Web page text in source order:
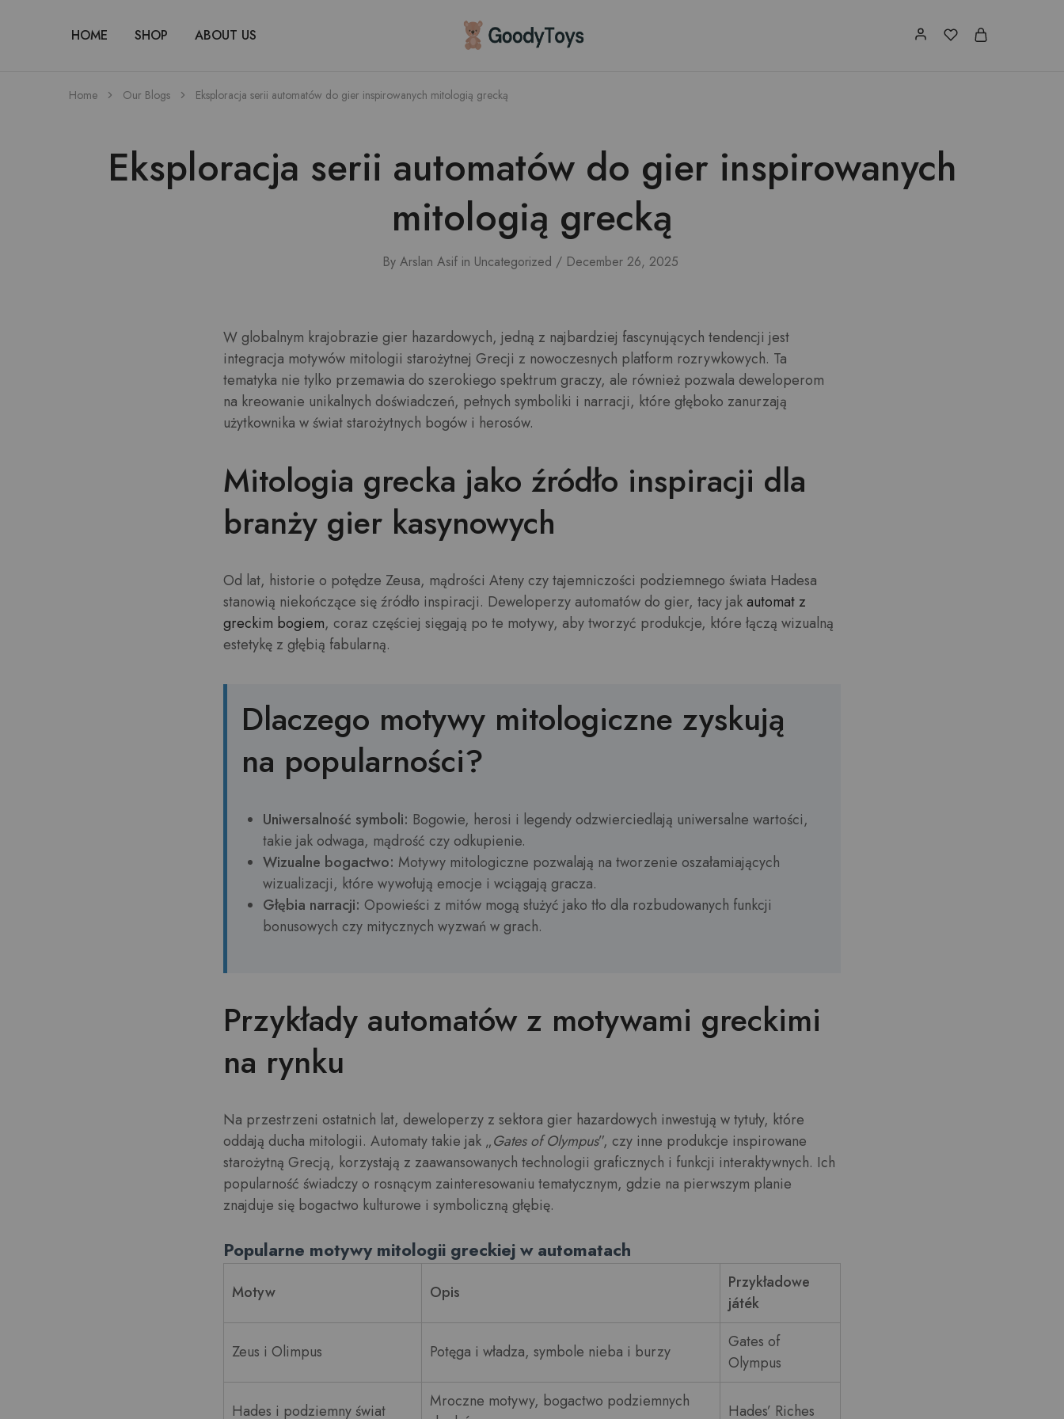
HOME SHOP ABOUT US Children
Toys
Home Our Blogs Eksploracja serii automatów do gier inspirowanych mitologią grecką
Eksploracja serii automatów do gier inspirowanych
mitologią grecką
By Arslan Asif in Uncategorized December 26, 2025
W globalnym krajobrazie gier hazardowych, jedną z najbardziej fascynujących tendencji jest
integracja motywów mitologii starożytnej Grecji z nowoczesnych platform rozrywkowych. Ta
tematyka nie tylko przemawia do szerokiego spektrum graczy, ale również pozwala deweloperom
na kreowanie unikalnych doświadczeń, pełnych symboliki i narracji, które głęboko zanurzają
użytkownika w świat starożytnych bogów i herosów.
Mitologia grecka jako źródło inspiracji dla
branży gier kasynowych
Od lat, historie o potędze Zeusa, mądrości Ateny czy tajemniczości podziemnego świata Hadesa
stanowią niekończące się źródło inspiracji. Deweloperzy automatów do gier, tacy jakautomat z
greckim bogiem, coraz częściej sięgają po te motywy, aby tworzyć produkcje, które łączą wizualną
estetykę z głębią fabularną.
Dlaczego motywy mitologiczne zyskują
na popularności?
Uniwersalność symboli: Bogowie, herosi i legendy odzwierciedlają uniwersalne wartości,
takie jak odwaga, mądrość czy odkupienie.
Wizualne bogactwo: Motywy mitologiczne pozwalają na tworzenie oszałamiających
wizualizacji, które wywołują emocje i wciągają gracza.
Głębia narracji: Opowieści z mitów mogą służyć jako tło dla rozbudowanych funkcji
bonusowych czy mitycznych wyzwań w grach.
Przykłady automatów z motywami greckimi
na rynku
Na przestrzeni ostatnich lat, deweloperzy z sektora gier hazardowych inwestują w tytuły, które
oddają ducha mitologii. Automaty takie jak „Gates of Olympus”, czy inne produkcje inspirowane
starożytną Grecją, korzystają z zaawansowanych technologii graficznych i funkcji interaktywnych. Ich
popularność świadczy o rosnącym zainteresowaniu tematycznym, gdzie na pierwszym planie
znajduje się bogactwo kulturowe i symboliczną głębię.
Popularne motywy mitologii greckiej w automatach
Motyw Opis
Przykładowe
játék
Zeus i Olimpus Potęga i władza, symbole nieba i burzy
Gates of
Olympus
Hades i podziemny świat
Mroczne motywy, bogactwo podziemnych
Hades’ Riches